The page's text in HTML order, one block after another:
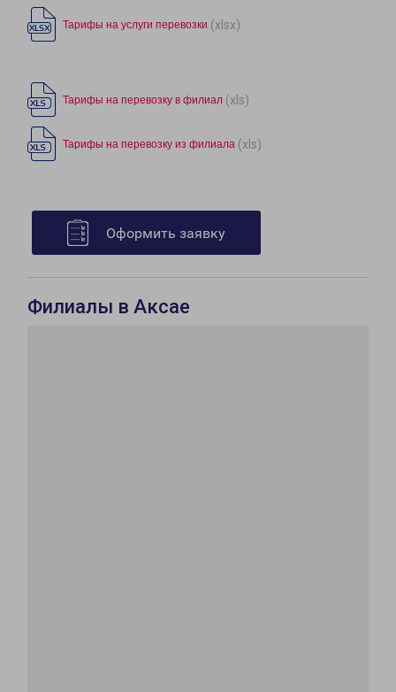
Тарифы на услуги перевозки (xlsx)
Тарифы на перевозку в филиал (xls)
Тарифы на перевозку из филиала (xls)
Оформить заявку
Филиалы в Аксае